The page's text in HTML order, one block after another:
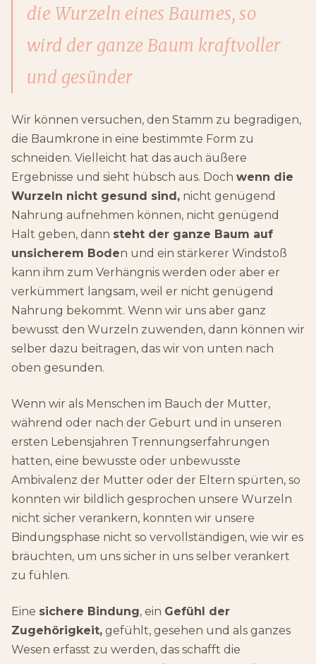
die Wurzeln eines Baumes, so
wird der ganze Baum kraftvoller
und gesünder
Wir können versuchen, den Stamm zu begradigen,
die Baumkrone in eine bestimmte Form zu
schneiden. Vielleicht hat das auch äußere
Ergebnisse und sieht hübsch aus. Doch wenn die
Wurzeln nicht gesund sind, nicht genügend
Nahrung aufnehmen können, nicht genügend
Halt geben, dann steht der ganze Baum auf
unsicherem Boden und ein stärkerer Windstoß
kann ihm zum Verhängnis werden oder aber er
verkümmert langsam, weil er nicht genügend
Nahrung bekommt. Wenn wir uns aber ganz
bewusst den Wurzeln zuwenden, dann können wir
selber dazu beitragen, das wir von unten nach
oben gesunden.
Wenn wir als Menschen im Bauch der Mutter,
während oder nach der Geburt und in unseren
ersten Lebensjahren Trennungserfahrungen
hatten, eine bewusste oder unbewusste
Ambivalenz der Mutter oder der Eltern spürten, so
konnten wir bildlich gesprochen unsere Wurzeln
nicht sicher verankern, konnten wir unsere
Bindungsphase nicht so vervollständigen, wie wir es
bräuchten, um uns sicher in uns selber verankert
zu fühlen.
Eine sichere Bindung, ein Gefühl der
Zugehörigkeit, gefühlt, gesehen und als ganzes
Wesen erfasst zu werden, das schafft die